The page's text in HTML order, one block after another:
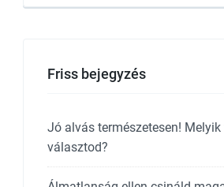
Friss bejegyzés
Jó alvás természetesen! Melyik
választod?